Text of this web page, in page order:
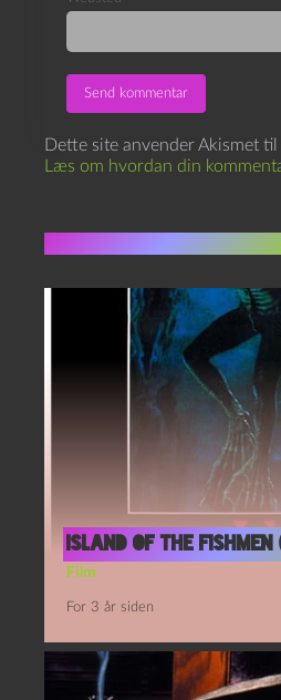
Dette site anvender Akismet
Læs om hvordan din
Island of the fishmen
Film
For 3 år siden